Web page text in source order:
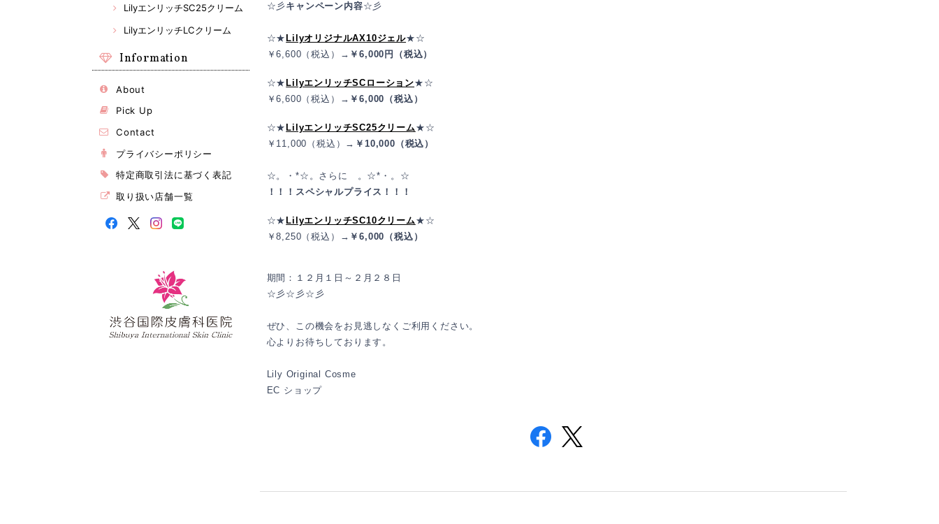
LilyエンリッチSC25クリーム
LilyエンリッチLCクリーム
Information
About
Pick Up
Contact
プライバシーポリシー
特定商取引法に基づく表記
取り扱い店舗一覧
☆彡キャンペーン内容☆彡
☆★ LilyオリジナルAX10ジェル★☆
￥6,600（税込）→ ￥6,000円（税込）
☆★ LilyエンリッチSCローション★☆
￥6,600（税込）→ ￥6,000（税込）
☆★ LilyエンリッチSC25クリーム★☆
￥11,000（税込）→ ￥10,000（税込）
☆。・*☆。さらに 。☆*・。☆
！！！スペシャルプライス！！！
☆★ LilyエンリッチSC10クリーム★☆
￥8,250（税込）→ ￥6,000（税込）
期間：１２月１日～２月２８日
☆彡☆彡☆彡
ぜひ、この機会をお見逃しなくご利用ください。
心よりお待ちしております。
Lily Original Cosme
EC ショップ